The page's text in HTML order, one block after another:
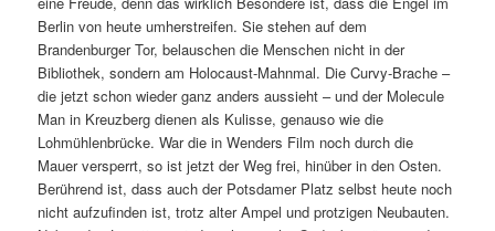
Berlin von heute umherstreifen. Sie stehen auf dem
Brandenburger Tor, belauschen die Menschen nicht in der
Bibliothek, sondern am Holocaust-Mahnmal. Die Curvy-Brache –
die jetzt schon wieder ganz anders aussieht – und der Molecule
Man in Kreuzberg dienen als Kulisse, genauso wie die
Lohmühlenbrücke. War die in Wenders Film noch durch die
Mauer versperrt, so ist jetzt der Weg frei, hinüber in den Osten.
Berührend ist, dass auch der Potsdamer Platz selbst heute noch
nicht aufzufinden ist, trotz alter Ampel und protzigen Neubauten.